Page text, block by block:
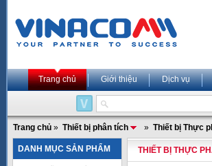
Trang chủ Giới thiệu Dịch vụ
Trang chủ » Thiết bị phân tích » Thiết bị Thực
DANH MỤC SẢN PHẨM THIẾT BỊ THỰC